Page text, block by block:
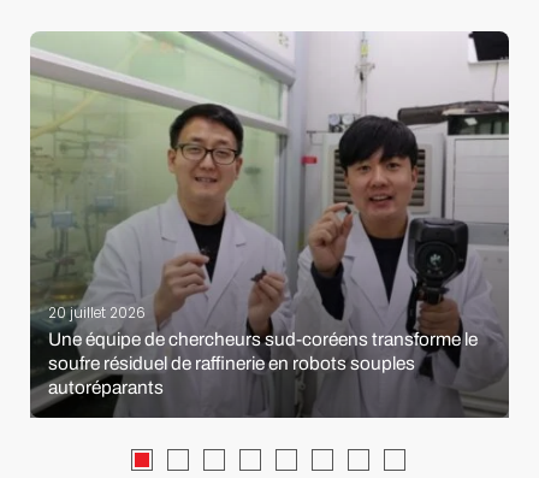
20 juillet 2026
Une équipe de chercheurs sud-coréens transforme le
soufre résiduel de raffinerie en robots souples
autoréparants